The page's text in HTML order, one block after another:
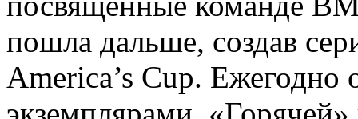
пошла дальше, создав
America’s Cup. Ежегодно